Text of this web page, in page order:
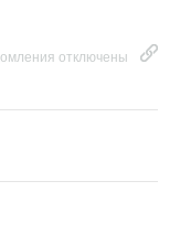
отключены